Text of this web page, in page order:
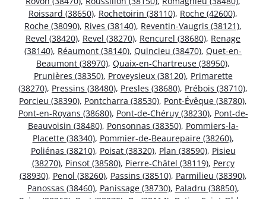
Roissard (38650), Rochetoirin (38110), Roche (42600),
Roche (38090), Rives (38140), Reventin-Vaugris (38121),
Revel (38420), Revel (38270), Rencurel (38680), Renage
(38140), Réaumont (38140), Quincieu (38470), Quet-en-
Beaumont (38970), Quaix-en-Chartreuse (38950),
Prunières (38350), Proveysieux (38120), Primarette
(38270), Pressins (38480), Presles (38680), Prébois (38710),
Porcieu (38390), Pontcharra (38530), Pont-Évêque (38780),
Pont-en-Royans (38680), Pont-de-Chéruy (38230), Pont-de-
Beauvoisin (38480), Ponsonnas (38350), Pommiers-la-
Placette (38340), Pommier-de-Beaurepaire (38260),
Poliénas (38210), Poisat (38320), Plan (38590), Pisieu
(38270), Pinsot (38580), Pierre-Châtel (38119), Percy
(38930), Penol (38260), Passins (38510), Parmilieu (38390),
Panossas (38460), Panissage (38730), Paladru (38850),